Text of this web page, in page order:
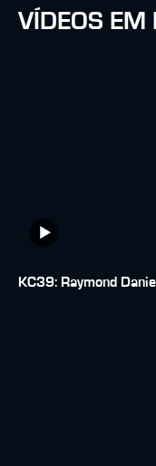
VÍDEOS EM
KC39: Raymond